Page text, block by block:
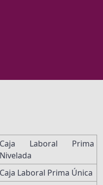
Caja Laboral Prima
Nivelada
Caja Laboral Prima Única